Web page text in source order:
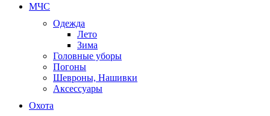
МЧС
Одежда
Лето
Зима
Головные уборы
Погоны
Шевроны, Нашивки
Аксессуары
Охота